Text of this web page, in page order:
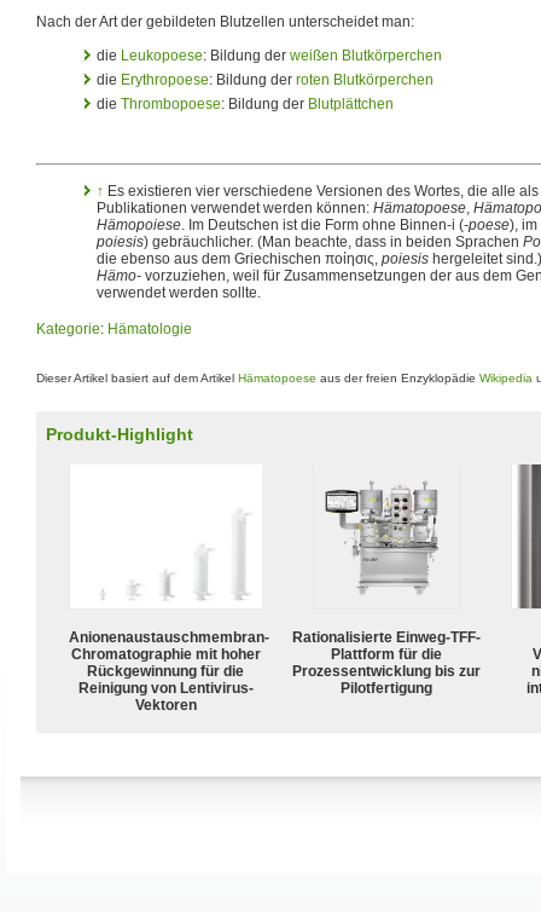
Nach der Art der gebildeten Blutzellen unterscheidet man:
die Leukopoese: Bildung der weißen Blutkörperchen
die Erythropoese: Bildung der roten Blutkörperchen
die Thrombopoese: Bildung der Blutplättchen
↑ Es existieren vier verschiedene Versionen des Wortes, die alle
Publikationen verwendet werden können: Hämatopoese,
Hämopoiese. Im Deutschen ist die Form ohne Binnen-i (-poese),
poiesis) gebräuchlicher. (Man beachte, dass in beiden Sprachen
die ebenso aus dem Griechischen ποίησις, poiesis hergeleitet
Hämo- vorzuziehen, weil für Zusammensetzungen der aus dem
verwendet werden sollte.
Kategorie: Hämatologie
Dieser Artikel basiert auf dem Artikel Hämatopoese aus der freien Enzyklopädie Wikipedia
Produkt-Highlight
Anionenaustauschmembran-
Chromatographie mit hoher
Rückgewinnung für die
Reinigung von Lentivirus-
Vektoren
Rationalisierte Einweg-TFF-
Plattform für die
Prozessentwicklung bis zur
Pilotfertigung